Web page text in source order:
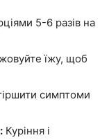
5-6 разів на
їжу, щоб
симптоми
Куріння і